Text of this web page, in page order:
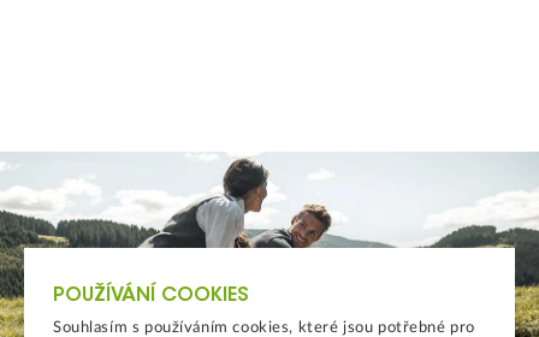
POUŽÍVÁNÍ COOKIES
Souhlasím s používáním cookies, které jsou potřebné pro